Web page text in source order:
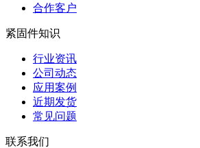
合作客户
紧固件知识
行业资讯
公司动态
应用案例
近期发货
常见问题
联系我们